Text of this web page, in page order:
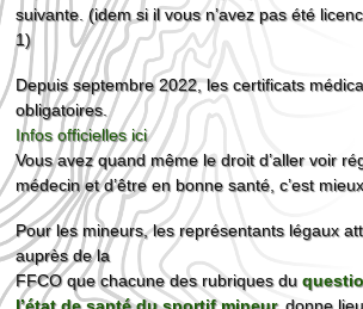
suivante. (idem si il vous n’avez pas été
1)
Depuis septembre 2022, les certificats
obligatoires.
Infos officielles ici
Vous avez quand même le droit d’aller voir
médecin et d’être en bonne santé, c’est
Pour les mineurs, les représentants légaux
auprès de la
FFCO que chacune des rubriques du